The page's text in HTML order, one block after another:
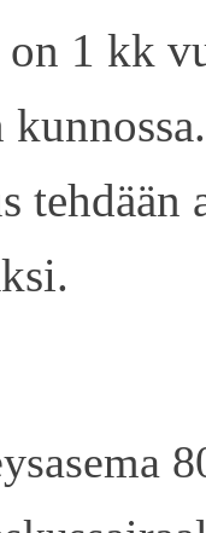
1 kk
tehdään